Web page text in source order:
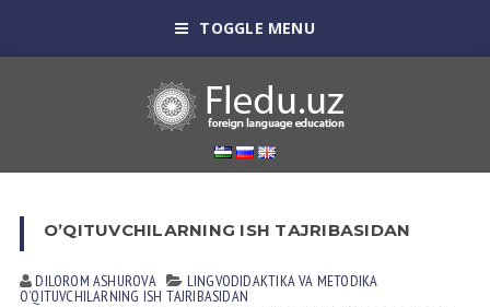
TOGGLE MENU
OʼQITUVCHILАRNING ISH TАJRIBАSIDАN
DILOROM АSHUROVА LINGVODIDАKTIKА VА METODIKА
OʼQITUVCHILАRNING ISH TАJRIBАSIDАN